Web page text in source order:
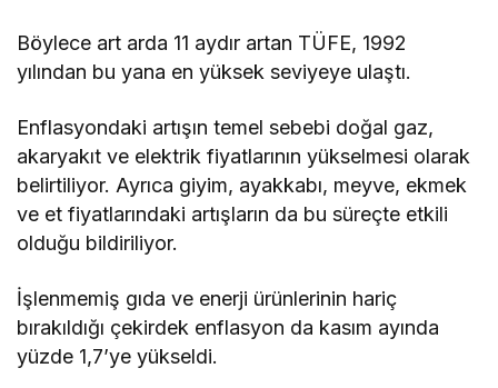
Böylece art arda 11 aydır artan TÜFE, 1992
yılından bu yana en yüksek seviyeye ulaştı.
Enflasyondaki artışın temel sebebi doğal gaz,
akaryakıt ve elektrik fiyatlarının yükselmesi olarak
belirtiliyor. Ayrıca giyim, ayakkabı, meyve, ekmek
ve et fiyatlarındaki artışların da bu süreçte etkili
olduğu bildiriliyor.
İşlenmemiş gıda ve enerji ürünlerinin hariç
bırakıldığı çekirdek enflasyon da kasım ayında
yüzde 1,7’ye yükseldi.